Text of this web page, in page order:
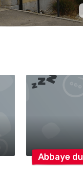
Abbaye du